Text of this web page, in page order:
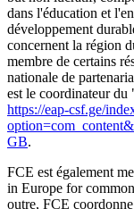
dans l'éducation et
développement
concernent la région
membre de certains
nationale de
est le coordinateur
https://eap-csf.ge/
GB.
FCE est également
in Europe for
outre, FCE